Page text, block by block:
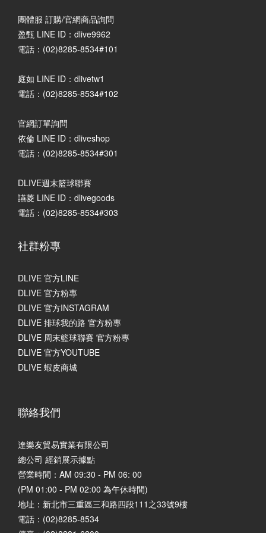
團體服 訂購/官網商品詢問
盈甄 LINE ID：dlive9962
電話：(02)8285-8534#101
庭如 LINE ID：dlivetw1
電話：(02)8285-8534#102
官網訂單詢問
依倫 LINE ID：dliveshop
電話：(02)8285-8534#301
DLIVE週末籃球聯賽
讌菱 LINE ID：dlivegoods
電話：(02)8285-8534#303
社群粉專
DLIVE 官方LINE
DLIVE 官方粉專
DLIVE 官方INSTAGRAM
DLIVE 排球我的路 官方粉專
DLIVE 周末籃球聯賽 官方粉專
DLIVE 官方YOUTUBE
DLIVE 蝦皮商城
聯絡我們
達樂友貿易實業有限公司
總公司 經銷展示據點
營業時間：AM 09:30 - PM 06: 00
(PM 01:00 - PM 02:00 為午休時間)
地址： 新北市三重區三和路四段111之33號9樓
電話：(02)8285-8534